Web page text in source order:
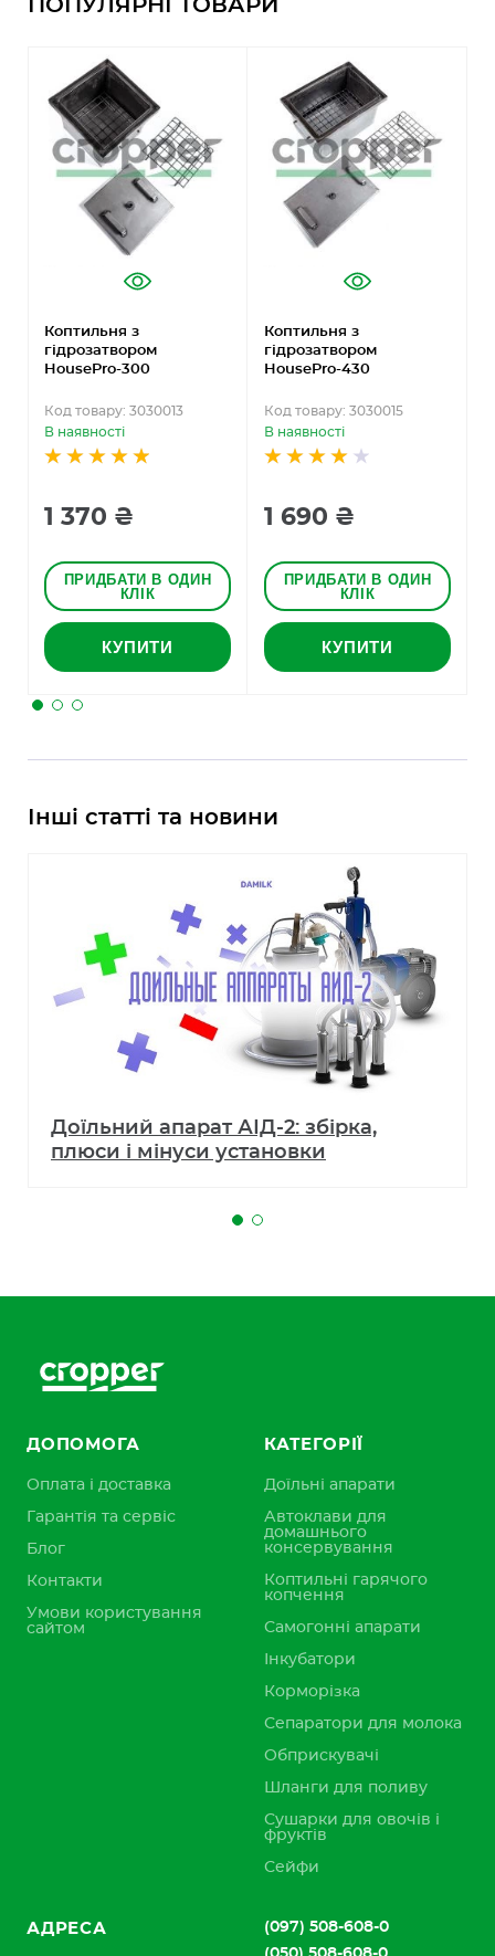
ПОПУЛЯРНІ ТОВАРИ
Коптильня з
гідрозатвором
HousePro-300
Код товару: 3030013
В наявності
1 370 ₴
ПРИДБАТИ В ОДИН
КЛІК
КУПИТИ
Коптильня з
гідрозатвором
HousePro-430
Код товару: 3030015
В наявності
1 690 ₴
ПРИДБАТИ В ОДИН
КЛІК
КУПИТИ
Інші статті та новини
Доїльний апарат АІД-2: збірка,
плюси і мінуси установки
ДОПОМОГА
Оплата і доставка
Гарантія та сервіс
Блог
Контакти
Умови користування
сайтом
КАТЕГОРІЇ
Доїльні апарати
Автоклави для
домашнього
консервування
Коптильні гарячого
копчення
Самогонні апарати
Інкубатори
Корморізка
Сепаратори для молока
Обприскувачі
Шланги для поливу
Сушарки для овочів і
фруктів
Сейфи
АДРЕСА
(097) 508-608-0